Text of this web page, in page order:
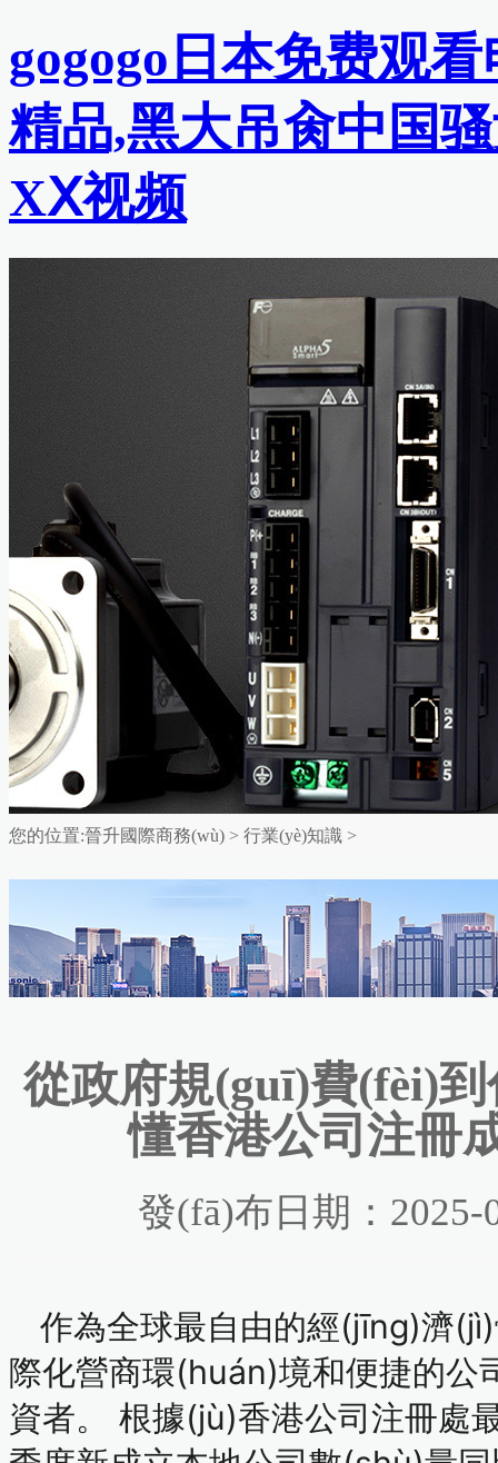
gogogo日本免费观
精品,黑大吊肏中国
XⅩ视频
您的位置:晉升國際商務(wù) > 行業(yè)知識 >
從政府規(guī)費(fèi)到
懂香港公司注冊
發(fā)布日期：2025-
作為全球最自由的經(jīng)濟(jì)
際化營商環(huán)境和便捷的公
資者。
根據(jù)香港公司注冊處